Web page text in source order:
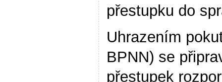
přestupku do
Uhrazením
BPNN) se
přestupek